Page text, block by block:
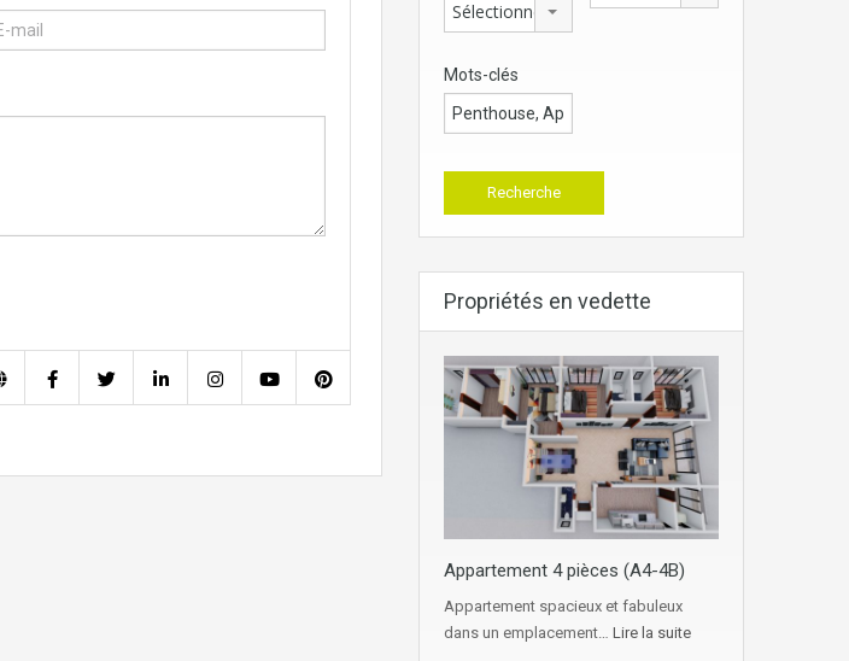
Sélectionner
Mots-clés
Propriétés en vedette
Appartement 4 pièces (A4-4B)
Appartement spacieux et fabuleux
dans un emplacement… Lire la suite